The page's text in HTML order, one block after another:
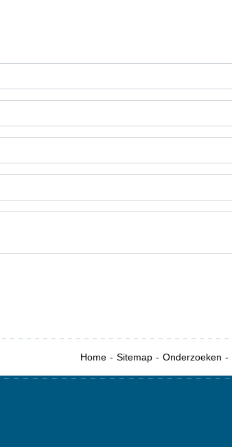
Home Sitemap Onderzoeken